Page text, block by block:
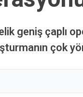
geniş çaplı
çok